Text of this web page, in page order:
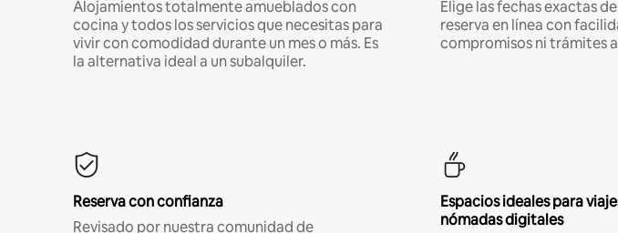
Alojamientos totalmente amueblados con
cocina y todos los servicios que necesitas para
vivir con comodidad durante un mes o más. Es
la alternativa ideal a un subalquiler.
Elige las fechas exactas
reserva en línea con
compromisos ni trámites
Reserva con confianza
Revisado por nuestra comunidad de
Espacios ideales para
nómadas digitales